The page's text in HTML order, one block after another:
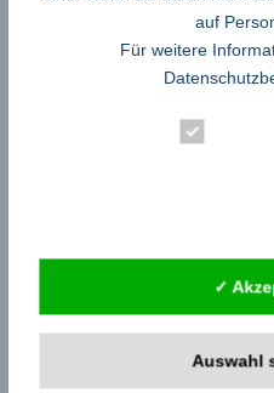
passenden Beitrag?
Internet – Portale - Foren -
Jetzt Crossemedial posten! Durch
auf
Für weitere
✓
Auswahl